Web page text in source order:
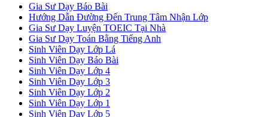
Gia Sư Dạy Báo Bài
Hướng Dẫn Đường Đến Trung Tâm Nhận Lớp
Gia Sư Dạy Luyện TOEIC Tại Nhà
Gia Sư Dạy Toán Bằng Tiếng Anh
Sinh Viên Dạy Lớp Lá
Sinh Viên Dạy Báo Bài
Sinh Viên Dạy Lớp 4
Sinh Viên Dạy Lớp 3
Sinh Viên Dạy Lớp 2
Sinh Viên Dạy Lớp 1
Sinh Viên Dạy Lớp 5